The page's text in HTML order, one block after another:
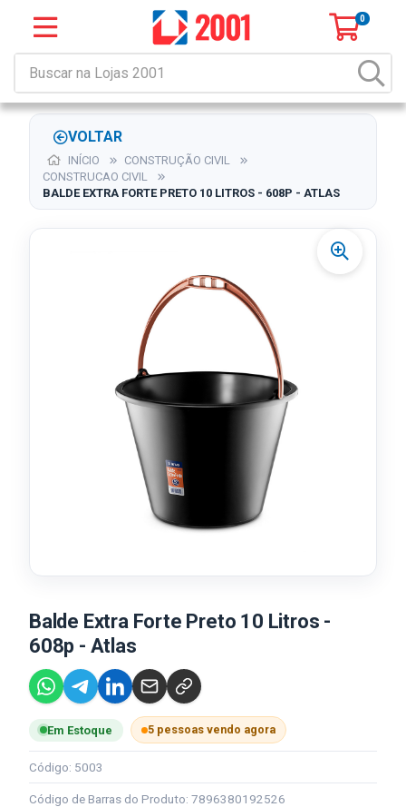
0
VOLTAR
INÍCIO
CONSTRUÇÃO CIVIL
CONSTRUCAO CIVIL
BALDE EXTRA FORTE PRETO 10 LITROS - 608P - ATLAS
Balde Extra Forte Preto 10 Litros -
608p - Atlas
Em Estoque 5 pessoas vendo agora
Código: 5003
Código de Barras do Produto: 7896380192526